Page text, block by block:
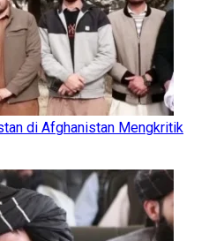
di Afghanistan Mengkritik